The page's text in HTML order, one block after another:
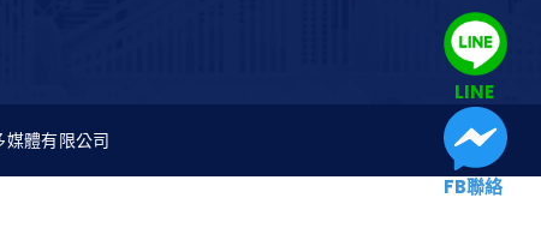
體有限公司
LINE
FB聯絡